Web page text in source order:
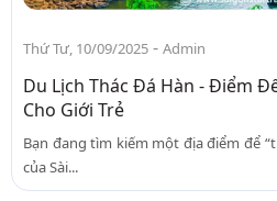
Thứ Tư, 10/09/2025 - Admin
Du Lịch Thác Đá Hàn - Điểm
Cho Giới Trẻ
Bạn đang tìm kiếm một địa điểm để
của Sài...